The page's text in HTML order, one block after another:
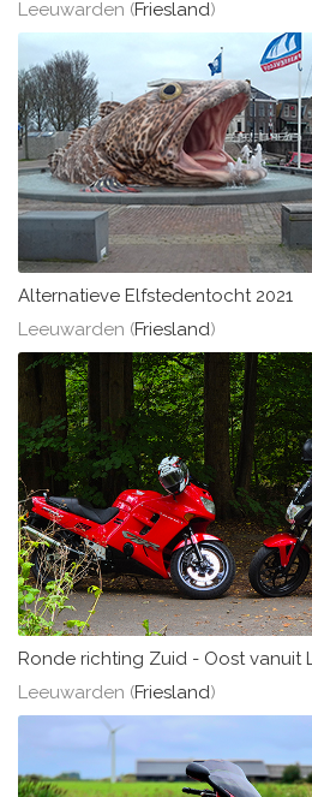
Leeuwarden (Friesland)
Alternatieve Elfstedentocht 2021
Leeuwarden (Friesland)
Ronde richting Zuid - Oost vanuit
Leeuwarden (Friesland)